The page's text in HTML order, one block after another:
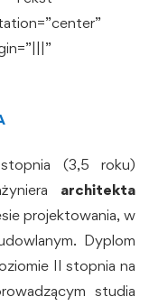
(3,5 roku)
architekta
projektowania, w
Dyplom
II stopnia na
studia